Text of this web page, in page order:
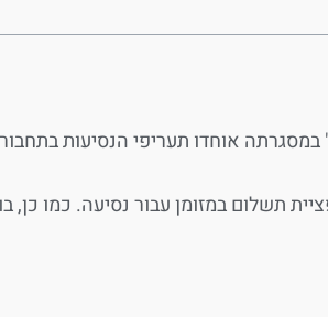
תשלום במזומן עבור נסיעה. כמו